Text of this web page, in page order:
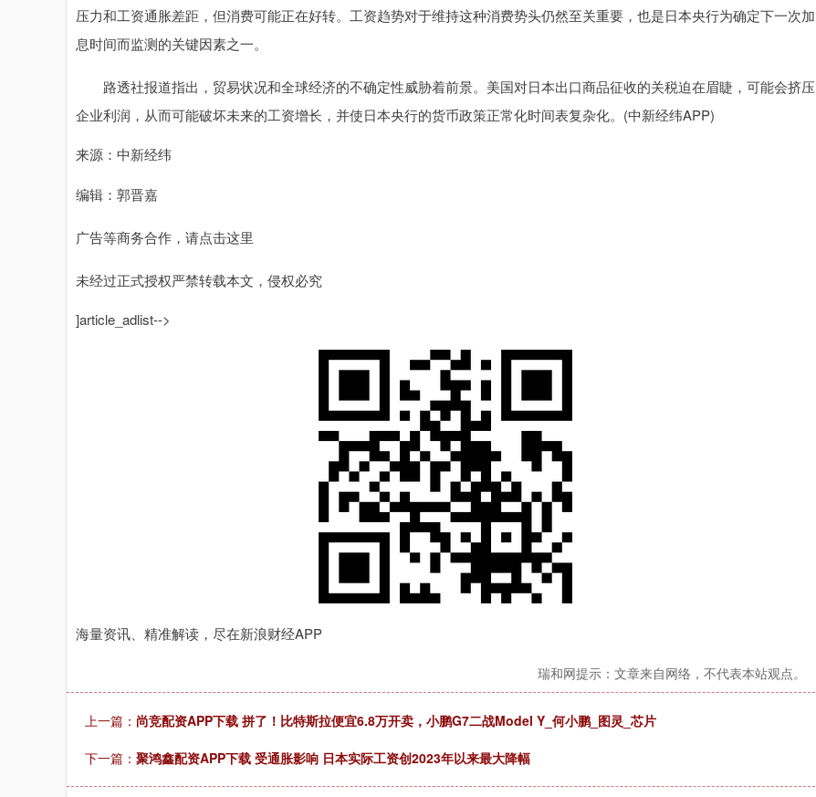
压力和工资通胀差距，但消费可能正在好转。工资趋势对于维持这种消费势头仍然至关重要，也是日本央行为确定下一次加
息时间而监测的关键因素之一。
路透社报道指出，贸易状况和全球经济的不确定性威胁着前景。美国对日本出口商品征收的关税迫在眉睫，可能会挤压
企业利润，从而可能破坏未来的工资增长，并使日本央行的货币政策正常化时间表复杂化。(中新经纬APP)
来源：中新经纬
编辑：郭晋嘉
广告等商务合作，请点击这里
未经过正式授权严禁转载本文，侵权必究
]article_adlist-->
海量资讯、精准解读，尽在新浪财经APP
瑞和网提示：文章来自网络，不代表本站观点。
上一篇： 尚竞配资APP下载 拼了！比特斯拉便宜6.8万开卖，小鹏G7二战Model Y_何小鹏_图灵_芯片
下一篇： 聚鸿鑫配资APP下载 受通胀影响 日本实际工资创2023年以来最大降幅